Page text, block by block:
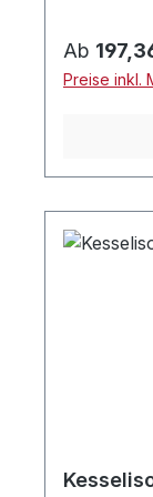
Regulärer
Ab
Preise inkl.